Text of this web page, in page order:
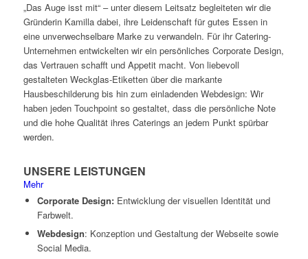
„Das Auge isst mit“ – unter diesem Leitsatz begleiteten wir die
Gründerin Kamilla dabei, ihre Leidenschaft für gutes Essen in
eine unverwechselbare Marke zu verwandeln. Für ihr Catering-
Unternehmen entwickelten wir ein persönliches Corporate Design,
das Vertrauen schafft und Appetit macht. Von liebevoll
gestalteten Weckglas-Etiketten über die markante
Hausbeschilderung bis hin zum einladenden Webdesign: Wir
haben jeden Touchpoint so gestaltet, dass die persönliche Note
und die hohe Qualität ihres Caterings an jedem Punkt spürbar
werden.
UNSERE LEISTUNGEN
Mehr
Corporate Design:Entwicklung der visuellen Identität und
Farbwelt.
Webdesign: Konzeption und Gestaltung der Webseite sowie
Social Media.